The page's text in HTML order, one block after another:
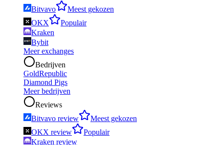
Bitvavo
Meest gekozen
OKX
Populair
Kraken
Bybit
Meer exchanges
Bedrijven
GoldRepublic
Diamond Pigs
Meer bedrijven
Reviews
Bitvavo review
Meest gekozen
OKX review
Populair
Kraken review